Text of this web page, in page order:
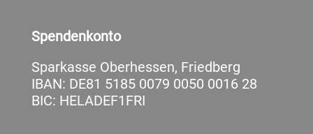
Spendenkonto
Sparkasse Oberhessen, Friedberg
IBAN: DE81 5185 0079 0050 0016 28
BIC: HELADEF1FRI